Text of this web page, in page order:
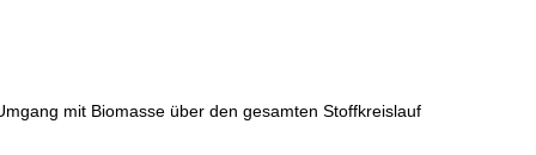
mit Biomasse über den gesamten Stoffkreislauf